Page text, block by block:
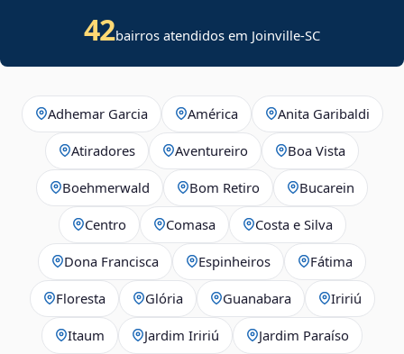
42bairros atendidos em Joinville-SC
Adhemar Garcia América Anita Garibaldi
Atiradores Aventureiro Boa Vista
Boehmerwald Bom Retiro Bucarein
Centro Comasa Costa e Silva
Dona Francisca Espinheiros Fátima
Floresta Glória Guanabara Iririú
Itaum Jardim Iririú Jardim Paraíso